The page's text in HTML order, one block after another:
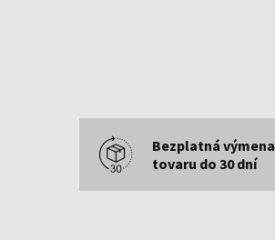
Bezplatná výmena
tovaru do 30 dní